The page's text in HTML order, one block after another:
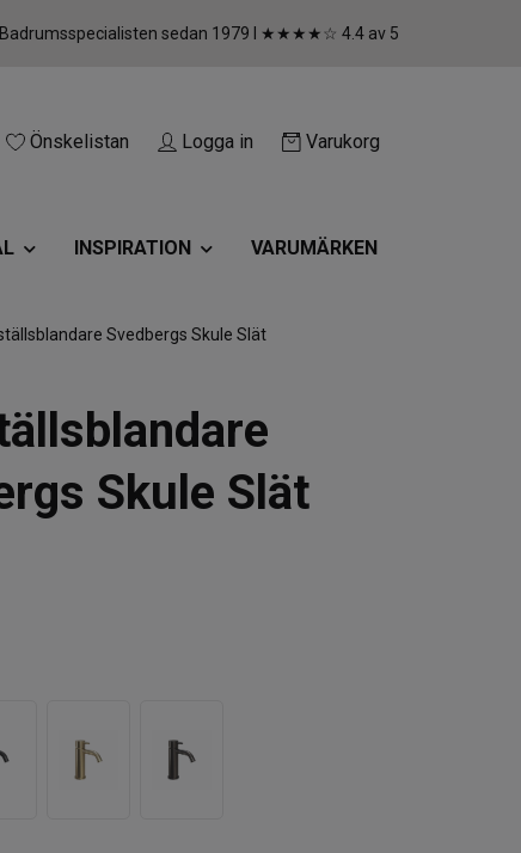
Badrumsspecialisten sedan 1979 I ★★★★☆ 4.4 av 5
Önskelistan Logga in Varukorg
INSPIRATION VARUMÄRKEN
Svedbergs Skule Slät
Skule Slät